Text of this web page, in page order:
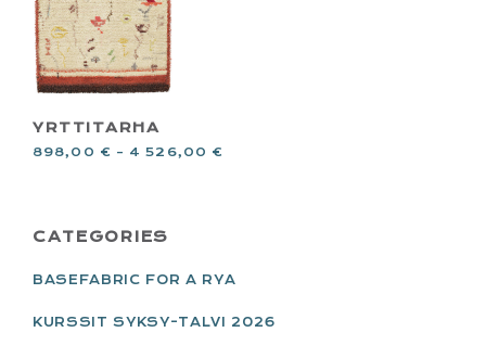
YRTTITARHA
898,00 € – 4 526,00 €
PRIMARY
SIDEBAR
CATEGORIES
BASEFABRIC FOR A RYA
KURSSIT SYKSY-TALVI 2026